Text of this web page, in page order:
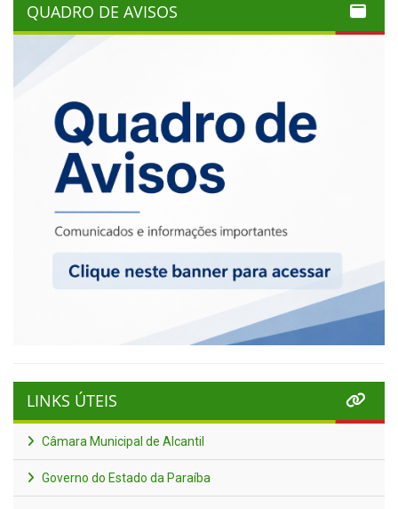
QUADRO DE AVISOS
LINKS ÚTEIS
Câmara Municipal de Alcantil
Governo do Estado da Paraíba